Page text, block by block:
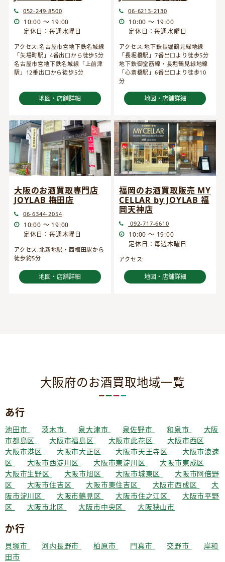
052-249-8500
10:00 ～ 19:00
定休日：毎週水曜日
アクセス:名古屋市営地下鉄名城線
「矢場町駅」4番出口から徒歩5分
名古屋市営地下鉄名城線「上前津
駅」12番出口から徒歩5分
地図・店舗詳細
06-6213-2130
10:00 ～ 19:00
定休日：毎週水曜日
アクセス:地下鉄長堀鶴見緑地線
「長堀橋駅」7番出口より徒歩5分
地下鉄御堂筋線・長堀鶴見緑地線
「心斎橋駅」6番出口より徒歩10
分
地図・店舗詳細
大阪のお酒買取専門店
JOYLAB 梅田店
06-6344-2054
10:00 ～ 19:00
定休日：毎週木曜日
アクセス:北新地駅・西梅田駅から
徒歩約5分
地図・店舗詳細
福岡のお酒買取販売 MY
CELLAR by JOYLAB 福
岡天神店
092-717-6610
10:00 ～ 19:00
定休日：毎週木曜日
アクセス:
地図・店舗詳細
大阪府のお酒買取地域一覧
あ行
池田市 茨木市 泉大津市 泉佐野市 和泉市
大阪
市都島区
大阪市福島区 大阪市此花区
大阪市西区
大阪市港区
大阪市大正区 大阪市天王寺区
大阪市浪速
区
大阪市西淀川区 大阪市東淀川区
大阪市東成区
大阪市生野区
大阪市旭区 大阪市城東区
大阪市阿倍野
区
大阪市住吉区 大阪市東住吉区 大阪市西成区
大
阪市淀川区
大阪市鶴見区 大阪市住之江区
大阪市平野
区
大阪市北区 大阪市中央区 大阪狭山市
か行
貝塚市 河内長野市 柏原市 門真市 交野市
岸和
田市